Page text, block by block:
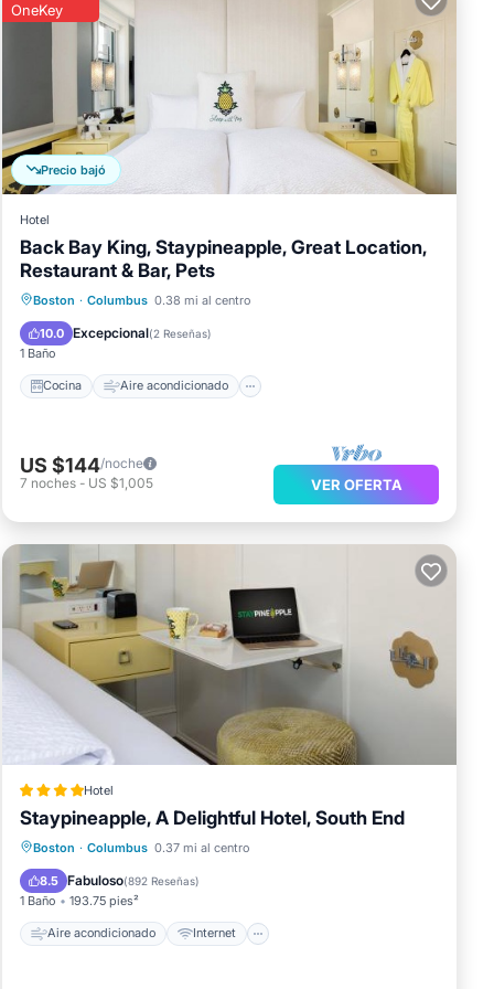
han
Precio bajó
OneKey
Hotel
Back Bay King, Staypineapple, Great Location,
Restaurant & Bar, Pets
Boston · Columbus 0.38 mi al centro
10.0 Excepcional(2 Reseñas)
1 Baño
Cocina Aire acondicionado
Cocina Aire acondicionado
Apto para niños
US $144/noche
7 noches - US $1,005 VER OFERTA
Hotel
Staypineapple, A Delightful Hotel, South End
Boston · Columbus 0.37 mi al centro
8.5 Fabuloso(892 Reseñas)
1 Baño 193.75 pies²
Aire acondicionado Internet
Aire acondicionado
Se admiten mascotas